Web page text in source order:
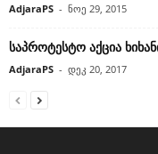
AdjaraPS - ნოე 29, 2015
საპროტესტო აქცია
AdjaraPS - დეკ 20, 2017